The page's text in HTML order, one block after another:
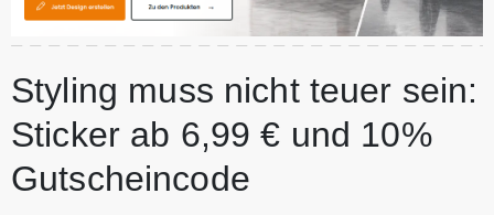
Styling muss nicht teuer sein:
Sticker ab 6,99 € und 10%
Gutscheincode